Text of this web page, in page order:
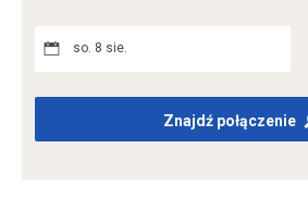
so. 8 sie.
Znajdź połączenie